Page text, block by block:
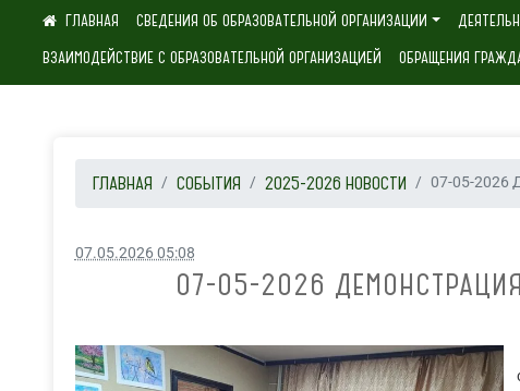
СВЕДЕНИЯ ОБ ОБРАЗОВАТЕЛЬНОЙ ОРГАНИЗАЦИИ
ВЗАИМОДЕЙСТВИЕ С ОБРАЗОВАТЕЛЬНОЙ ОРГАНИЗАЦИЕЙ
ОБРАЩЕНИЯ
ГЛАВНАЯ СОБЫТИЯ 2025-2026 НОВОСТИ 07-05-2026
07.05.2026 05:08
07-05-2026